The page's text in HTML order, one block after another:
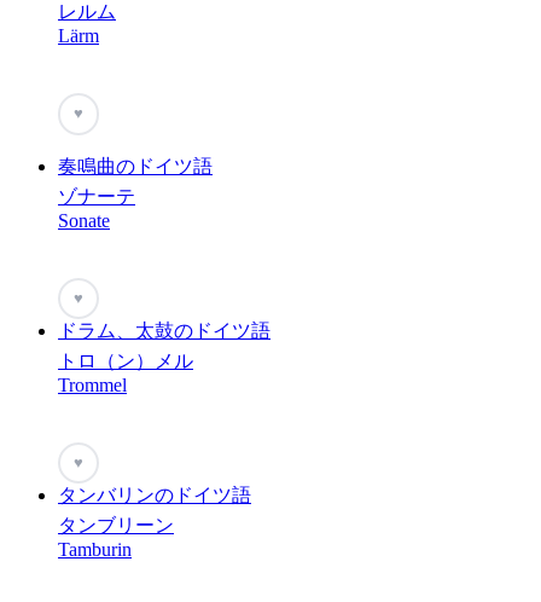
レルム
Lärm
♥
奏鳴曲のドイツ語
ゾナーテ
Sonate
♥
ドラム、太鼓のドイツ語
トロ（ン）メル
Trommel
♥
タンバリンのドイツ語
タンブリーン
Tamburin